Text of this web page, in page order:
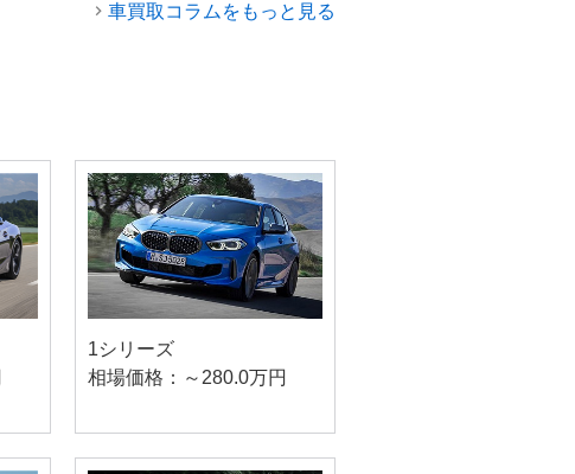
車買取コラムをもっと見る
1シリーズ
相場価格：～280.0万円